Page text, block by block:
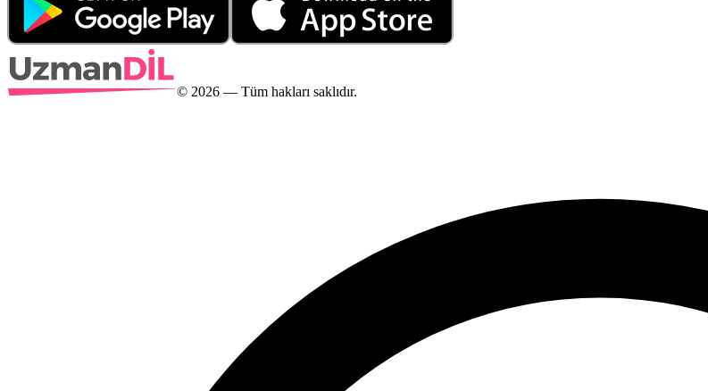
© 2026 — Tüm hakları saklıdır.